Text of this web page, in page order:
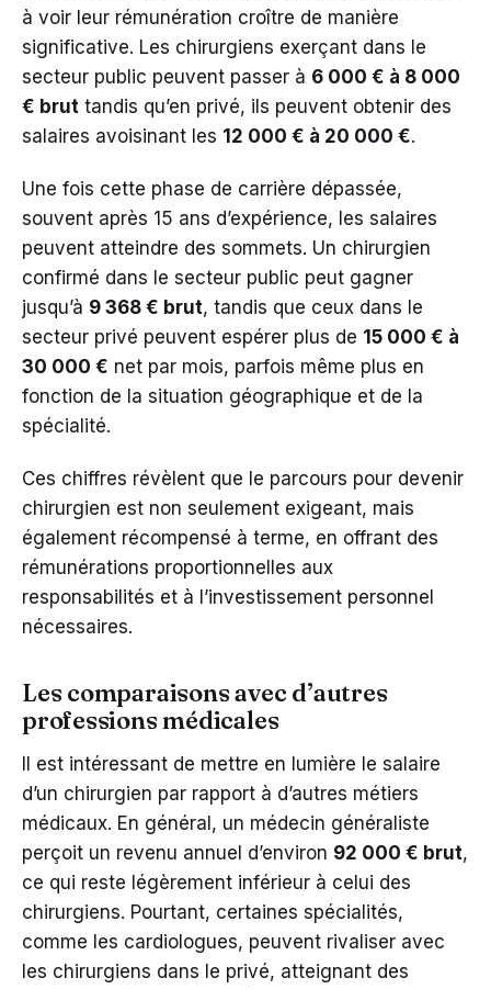
à voir leur rémunération croître de manière
significative. Les chirurgiens exerçant dans le
secteur public peuvent passer à 6 000 € à 8 000
€ brut tandis qu’en privé, ils peuvent obtenir des
salaires avoisinant les 12 000 € à 20 000 €.
Une fois cette phase de carrière dépassée,
souvent après 15 ans d’expérience, les salaires
peuvent atteindre des sommets. Un chirurgien
confirmé dans le secteur public peut gagner
jusqu’à 9 368 € brut, tandis que ceux dans le
secteur privé peuvent espérer plus de 15 000 € à
30 000 € net par mois, parfois même plus en
fonction de la situation géographique et de la
spécialité.
Ces chiffres révèlent que le parcours pour devenir
chirurgien est non seulement exigeant, mais
également récompensé à terme, en offrant des
rémunérations proportionnelles aux
responsabilités et à l’investissement personnel
nécessaires.
Les comparaisons avec d’autres
professions médicales
Il est intéressant de mettre en lumière le salaire
d’un chirurgien par rapport à d’autres métiers
médicaux. En général, un médecin généraliste
perçoit un revenu annuel d’environ 92 000 € brut,
ce qui reste légèrement inférieur à celui des
chirurgiens. Pourtant, certaines spécialités,
comme les cardiologues, peuvent rivaliser avec
les chirurgiens dans le privé, atteignant des